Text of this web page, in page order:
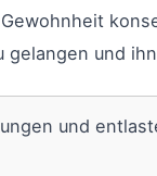
gelangen und
und